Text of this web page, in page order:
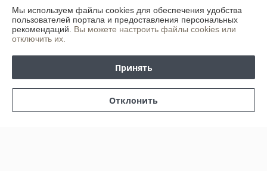
Контакты
Доставка и оплата
Полная версия сайта
Мы используем файлы cookies для обеспечения удобства
пользователей портала и предоставления персональных
рекомендаций. Вы можете настроить файлы cookies или
отключить их.
Принять
Отклонить